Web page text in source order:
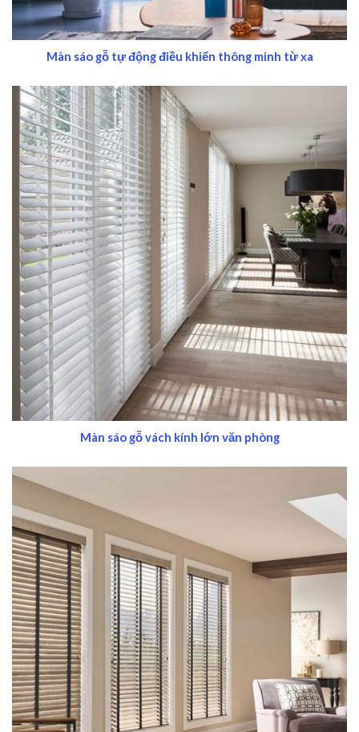
Màn sáo gỗ tự động điều khiển thông minh từ xa
Màn sáo gỗ vách kính lớn văn phòng